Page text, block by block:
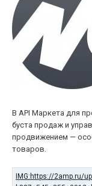
В API Маркета для
буста продаж и
продвижением —
товаров.